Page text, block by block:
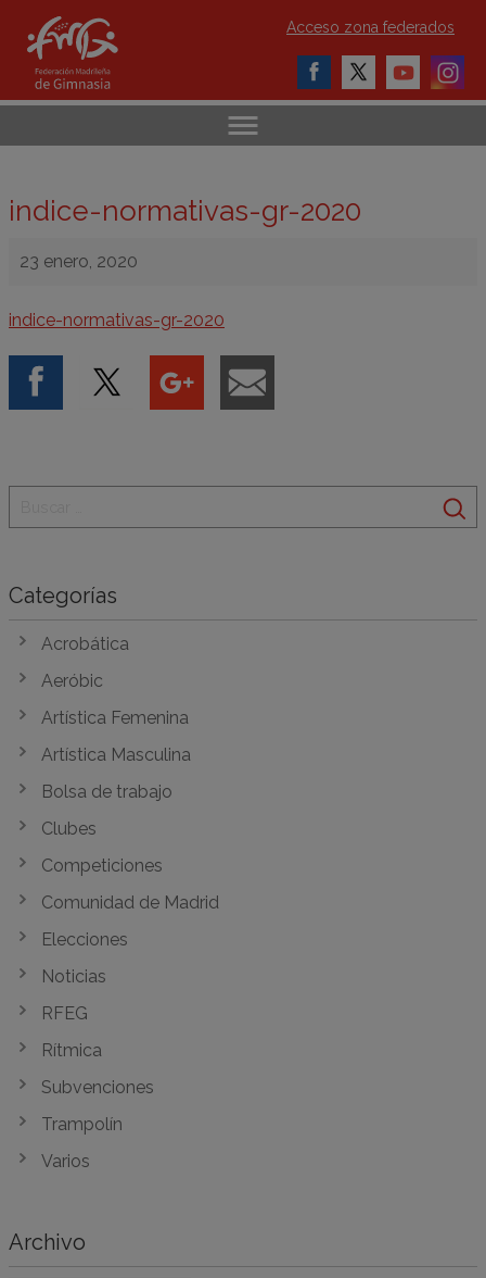
Acceso zona federados
indice-normativas-gr-2020
23 enero, 2020
indice-normativas-gr-2020
Categorías
Acrobática
Aeróbic
Artística Femenina
Artística Masculina
Bolsa de trabajo
Clubes
Competiciones
Comunidad de Madrid
Elecciones
Noticias
RFEG
Rítmica
Subvenciones
Trampolín
Varios
Archivo